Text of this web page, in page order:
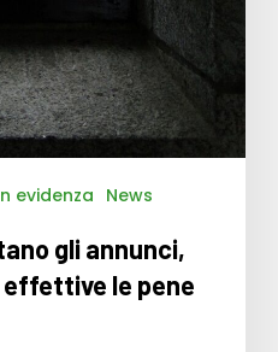
evidenza News
gli annunci,
effettive le pene